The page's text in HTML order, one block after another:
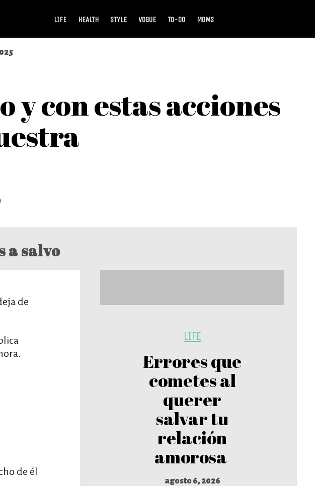
LIFE HEALTH STYLE VOGUE TO-DO MOMS
y con estas acciones
a salvo
LIFE
Errores que
cometes al
querer
salvar tu
relación
amorosa
agosto 6, 2026
de
de él